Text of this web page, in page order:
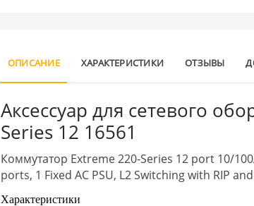
ОПИСАНИЕ ХАРАКТЕРИСТИКИ ОТЗЫВЫ
Аксессуар для сетевого
Series 12 16561
Коммутатор Extreme 220-Series 12 port 10/
ports, 1 Fixed AC PSU, L2 Switching with RIP
Характеристики